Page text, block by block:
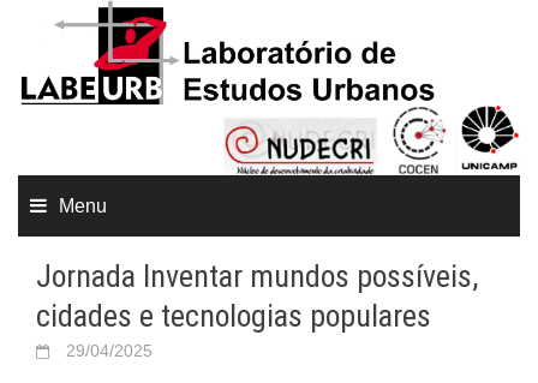
Menu
Jornada Inventar mundos possíveis,
cidades e tecnologias populares
29/04/2025